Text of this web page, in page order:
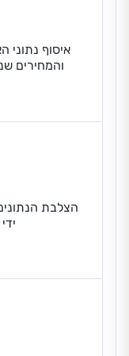
איסוף נתוני
והמחירים
הצלבת